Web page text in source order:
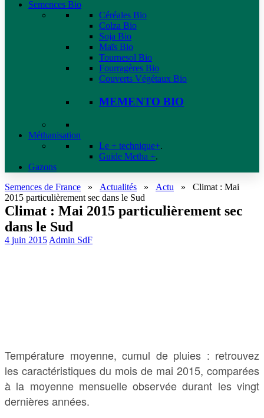
Semences Bio
Céréales Bio
Colza Bio
Soja Bio
Maïs Bio
Tournesol Bio
Fourragères Bio
Couverts Végétaux Bio
MEMENTO BIO
Méthanisation
Le + technique+.
Guide Metha +.
Gazons
Semences de France » Actualités » Actu » Climat : Mai
2015 particulièrement sec dans le Sud
Climat : Mai 2015 particulièrement sec
dans le Sud
4 juin 2015 Admin SdF
Température moyenne, cumul de pluies : retrouvez
les caractéristiques du mois de mai 2015, comparées
à la moyenne mensuelle observée durant les vingt
dernières années.